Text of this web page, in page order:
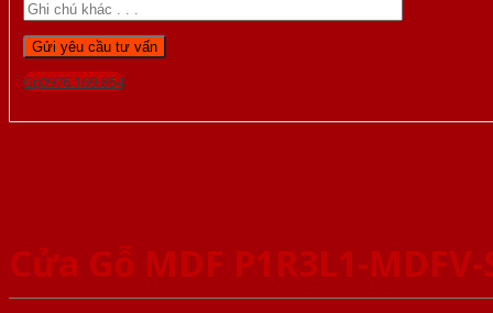
Gọi 0976.169.864
Cửa Gỗ MDF P1R3L1-MDFV-